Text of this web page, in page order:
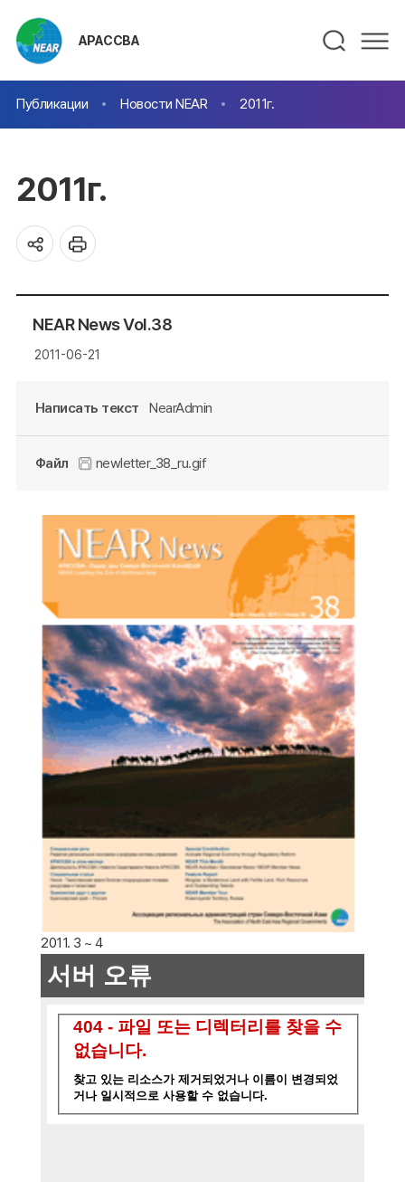
АРАССВА
Публикации Новости NEAR 2011г.
2011г.
NEAR News Vol.38
2011-06-21
Написать текст NearAdmin
Файл newletter_38_ru.gif
2011. 3 ~ 4